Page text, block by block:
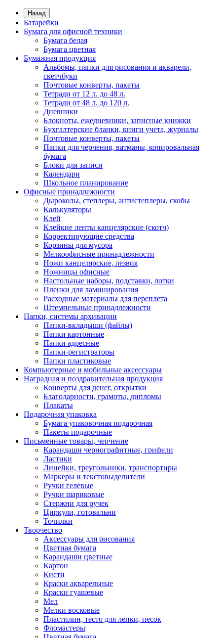
Назад
Батарейки
Бумага для офисной техники
Бумага белая
Бумага цветная
Бумажная продукция
Альбомы, папки для рисования и акварели,
скетчбуки
Почтовые конверты, пакеты
Тетради от 12 л. до 48 л.
Тетради от 48 л. до 120 л.
Дневники
Блокноты, ежедневники, записные книжки
Бухгалтерские бланки, книги учета, журналы
Почтовые конверты, пакеты
Папки для черчения, ватманы, копировальная
бумага
Блоки для записи
Календари
Школьное планирование
Офисные принадлежности
Дыроколы, степлеры, антистеплеры, скобы
Калькуляторы
Клей
Клейкие ленты канцелярские (скотч)
Корректирующие средства
Корзины для мусора
Мелкоофисные принадлежности
Ножи канцелярские, лезвия
Ножницы офисные
Настольные наборы, подставки, лотки
Пленки для ламинирования
Расходные материалы для переплета
Штемпельные принадлежности
Папки, системы архивации
Папки-вкладыши (файлы)
Папки картонные
Папки адресные
Папки-регистраторы
Папки пластиковые
Компьютерные и мобильные аксессуары
Наградная и поздравительная продукция
Конверты для денег, открытки
Благодарности, грамоты, дипломы
Плакаты
Подарочная упаковка
Бумага упаковочная подарочная
Пакеты подарочные
Письменные товары, черчение
Карандаши чернографитные, грифели
Ластики
Линейки, треугольники, транспортиры
Маркеры и текстовыделители
Ручки гелевые
Ручки шариковые
Стержни для ручек
Циркули, готовальни
Точилки
Творчество
Аксессуары для рисования
Цветная бумага
Карандаши цветные
Картон
Кисти
Краски акварельные
Краски гуашевые
Мел
Мелки восковые
Пластилин, тесто для лепки, песок
Фломастеры